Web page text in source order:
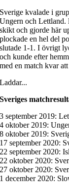
Sverige kvalade i
Ungern och Lettland.
skikt och gjorde här
plockade en hel del
slutade 1-1. I övrigt
och kunde efter
med en match kvar att
Laddar...
Sveriges
3 september 2019:
4 oktober 2019:
8 oktober 2019:
17 september 2020:
22 september 2020:
22 oktober 2020:
27 oktober 2020:
1 december 2020: